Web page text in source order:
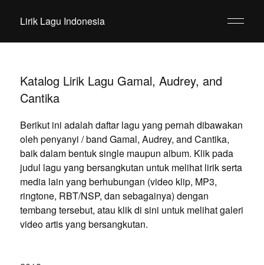
Lirik Lagu Indonesia
Katalog Lirik Lagu Gamal, Audrey, and
Cantika
Berikut ini adalah daftar lagu yang pernah dibawakan
oleh penyanyi / band Gamal, Audrey, and Cantika,
baik dalam bentuk single maupun album. Klik pada
judul lagu yang bersangkutan untuk melihat lirik serta
media lain yang berhubungan (video klip, MP3,
ringtone, RBT/NSP, dan sebagainya) dengan
tembang tersebut, atau klik di sini untuk melihat galeri
video artis yang bersangkutan.